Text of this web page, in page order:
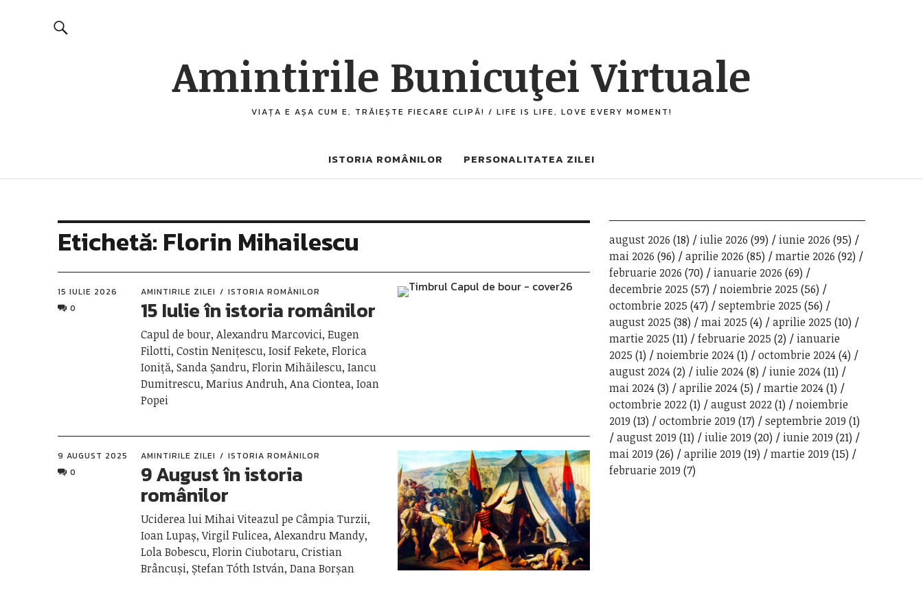
Amintirile Bunicuţei Virtuale
VIAȚA E AȘA CUM E, TRĂIEȘTE FIECARE CLIPĂ! / LIFE IS LIFE, LOVE EVERY MOMENT!
ISTORIA ROMÂNILOR PERSONALITATEA ZILEI
Etichetă: Florin Mihailescu
15 IULIE 2026
0
AMINTIRILE ZILEI ISTORIA ROMÂNILOR
15 Iulie în istoria românilor
Capul de bour, Alexandru Marcovici, Eugen
Filotti, Costin Nenițescu, Iosif Fekete, Florica
Ioniță, Sanda Șandru, Florin Mihăilescu, Iancu
Dumitrescu, Marius Andruh, Ana Ciontea, Ioan
Popei
9 AUGUST 2025
0
AMINTIRILE ZILEI ISTORIA ROMÂNILOR
9 August în istoria
românilor
Uciderea lui Mihai Viteazul pe Câmpia Turzii,
Ioan Lupaș, Virgil Fulicea, Alexandru Mandy,
Lola Bobescu, Florin Ciubotaru, Cristian
Brâncuși, Ștefan Tóth István, Dana Borșan
august 2026 (18) iulie 2026 (99) iunie 2026 (95)
mai 2026 (96) aprilie 2026 (85) martie 2026 (92)
februarie 2026 (70) ianuarie 2026 (69)
decembrie 2025 (57) noiembrie 2025 (56)
octombrie 2025 (47) septembrie 2025 (56)
august 2025 (38) mai 2025 (4) aprilie 2025 (10)
martie 2025 (11) februarie 2025 (2)
ianuarie
2025 (1) noiembrie 2024(1) octombrie 2024(4)
august 2024(2) iulie 2024(8) iunie 2024(11)
mai 2024(3) aprilie 2024(5) martie 2024(1)
octombrie 2022(1) august 2022(1)
noiembrie
2019 (13) octombrie 2019 (17) septembrie 2019 (1)
august 2019 (11) iulie 2019 (20) iunie 2019 (21)
mai 2019 (26) aprilie 2019 (19) martie 2019 (15)
februarie 2019 (7)